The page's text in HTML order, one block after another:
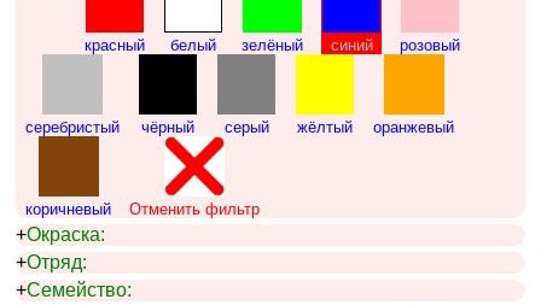
красный белый зелёный синий розовый
серебристый чёрный серый жёлтый оранжевый
коричневый Отменить фильтр
+Окраска:
+Отряд:
+Семейство: